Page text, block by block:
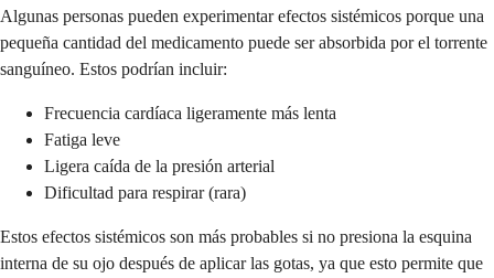
Algunas personas pueden experimentar efectos sistémicos porque una
pequeña cantidad del medicamento puede ser absorbida por el torrente
sanguíneo. Estos podrían incluir:
Frecuencia cardíaca ligeramente más lenta
Fatiga leve
Ligera caída de la presión arterial
Dificultad para respirar (rara)
Estos efectos sistémicos son más probables si no presiona la esquina
interna de su ojo después de aplicar las gotas, ya que esto permite que